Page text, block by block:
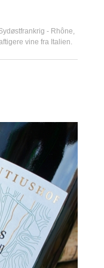
- Rhône,
vine fra Italien.